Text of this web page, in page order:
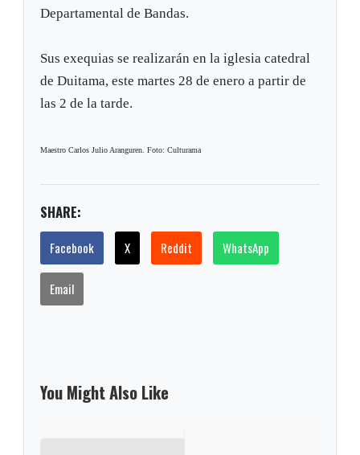
Departamental de Bandas.
Sus exequias se realizarán en la iglesia catedral
de Duitama, este martes 28 de enero a partir de
las 2 de la tarde.
Maestro Carlos Julio Aranguren. Foto: Culturama
SHARE:
Facebook X Reddit WhatsApp
Email
You Might Also Like